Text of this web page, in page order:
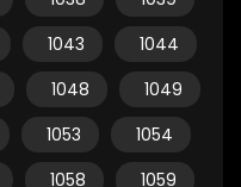
1043
1044
1048
1049
1053
1054
1058
1059